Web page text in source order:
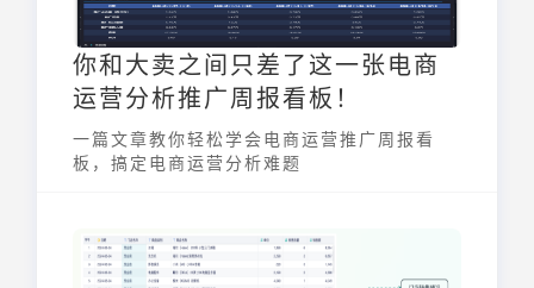
你和大卖之间只差了这一张电商
运营分析推广周报看板！
一篇文章教你轻松学会电商运营推广周报看
板，搞定电商运营分析难题